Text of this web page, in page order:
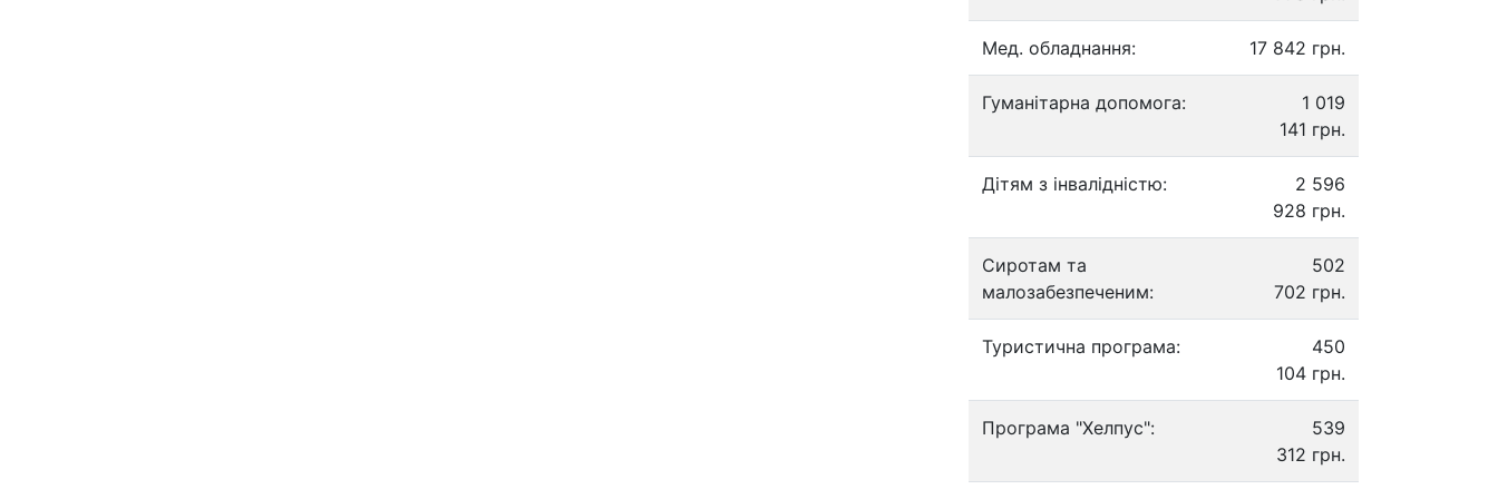
Мед. обладнання: 17 842 грн.
Гуманітарна допомога:
1 019
141 грн.
Дітям з інвалідністю:
2 596
928 грн.
Сиротам та
малозабезпеченим:
502
702 грн.
Туристична програма:
450
104 грн.
Програма "Хелпус":
539
312 грн.